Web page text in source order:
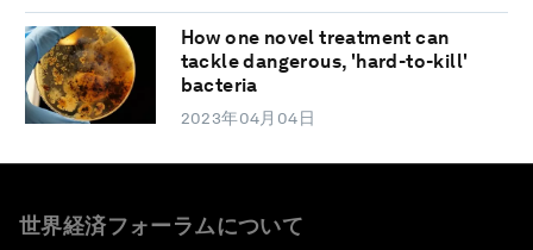
How one novel treatment can
tackle dangerous, 'hard-to-kill'
bacteria
2023年04月04日
世界経済フォーラムについて